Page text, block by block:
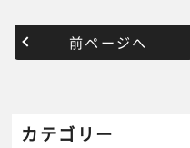
前ページへ
カテゴリー